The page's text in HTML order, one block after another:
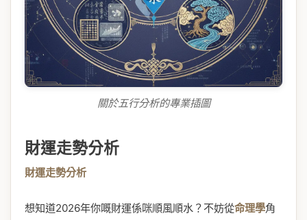
關於五行分析的專業插圖
財運走勢分析
財運走勢分析
想知道2026年你嘅財運係咪順風順水？不妨從命理學角